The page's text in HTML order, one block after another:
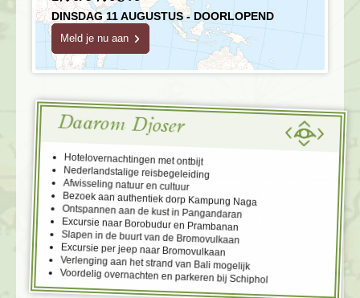
DINSDAG 11 AUGUSTUS - DOORLOPEND
Meld je nu aan
Daarom Djoser
Hotelovernachtingen met ontbijt
Nederlandstalige reisbegeleiding
Afwisseling natuur en cultuur
Bezoek aan authentiek dorp Kampung Naga
Ontspannen aan de kust in Pangandaran
Excursie naar Borobudur en Prambanan
Slapen in de buurt van de Bromovulkaan
Excursie per jeep naar Bromovulkaan
Verlenging aan het strand van Bali mogelijk
Voordelig overnachten en parkeren bij Schiphol